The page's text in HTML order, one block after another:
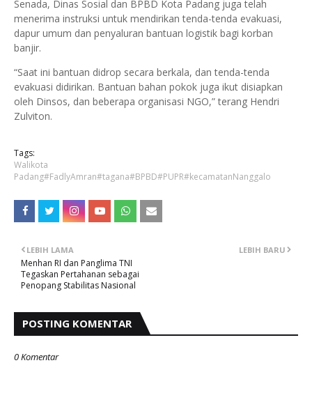
Senada, Dinas Sosial dan BPBD Kota Padang juga telah
menerima instruksi untuk mendirikan tenda-tenda evakuasi,
dapur umum dan penyaluran bantuan logistik bagi korban
banjir.
“Saat ini bantuan didrop secara berkala, dan tenda-tenda
evakuasi didirikan. Bantuan bahan pokok juga ikut disiapkan
oleh Dinsos, dan beberapa organisasi NGO,” terang Hendri
Zulviton.
Tags:
Walikota
Padang#FadlyAmran#tagana#BPBD#PUPR#kecamatanNanggalo
LEBIH BARU
LEBIH LAMA
Menhan RI dan Panglima TNI
Tegaskan Pertahanan sebagai
Penopang Stabilitas Nasional
POSTING KOMENTAR
0 Komentar